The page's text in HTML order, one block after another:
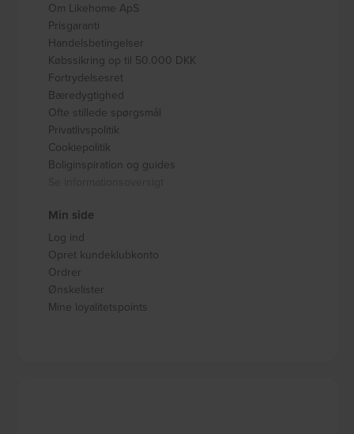
Om Likehome ApS
Prisgaranti
Handelsbetingelser
Købssikring op til 50.000 DKK
Fortrydelsesret
Bæredygtighed
Ofte stillede spørgsmål
Privatlivspolitik
Cookiepolitik
Boliginspiration og guides
Min side
Log ind
Opret kundeklubkonto
Ordrer
Ønskelister
Mine loyalitetspoints